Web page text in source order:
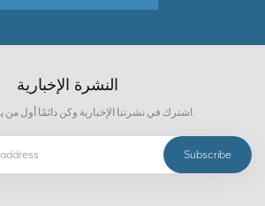
النشرة الإخبارية